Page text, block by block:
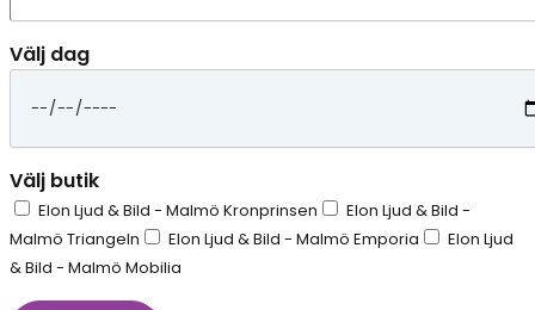
Välj dag
Välj butik
Elon Ljud & Bild - Malmö Kronprinsen
Elon Ljud & Bild -
Malmö Triangeln
Elon Ljud & Bild - Malmö Emporia
Elon Ljud
& Bild - Malmö Mobilia